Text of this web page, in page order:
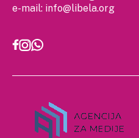
e-mail: info@libela.org